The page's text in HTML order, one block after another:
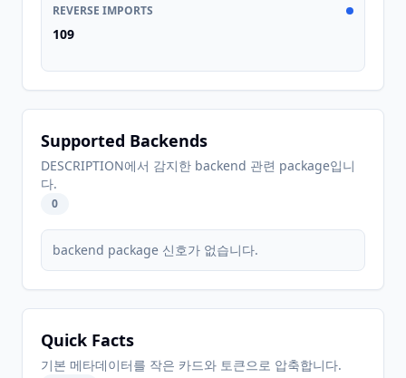
REVERSE IMPORTS
109
Supported Backends
DESCRIPTION에서 감지한 backend 관련 package입니
다.
0
backend package 신호가 없습니다.
Quick Facts
기본 메타데이터를 작은 카드와 토큰으로 압축합니다.